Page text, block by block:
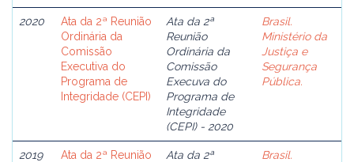
2020
Ata da 2ª Reunião
Ordinária da
Comissão
Executiva do
Programa de
Integridade (CEPI)
Ata da 2ª
Reunião
Ordinária da
Comissão
Execuva do
Programa de
Integridade
(CEPI) - 2020
Brasil.
Ministério da
Justiça e
Segurança
Pública.
2019
Ata da 2ª Reunião
Ata da 2ª
Brasil.